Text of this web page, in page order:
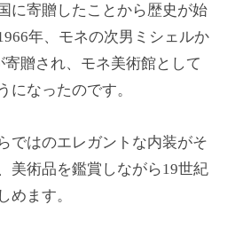
に寄贈したことから歴史が始
年、モネの次男ミシェルか
寄贈され、モネ美術館として
になったのです。
ではのエレガントな内装がそ
美術品を鑑賞しながら19世紀
めます。